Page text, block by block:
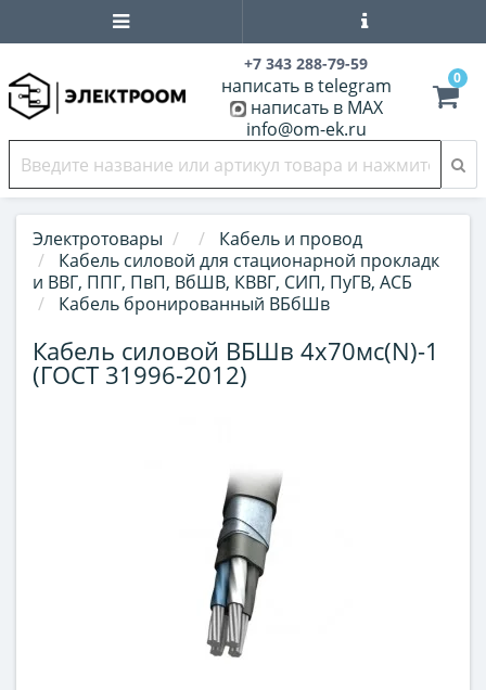
+7 343 288-79-59
написать в telegram
написать в MAX
info@om-ek.ru
0
Электротовары
Кабель и провод
Кабель силовой для стационарной прокладк
и ВВГ, ППГ, ПвП, ВбШВ, КВВГ, СИП, ПуГВ, АСБ
Кабель бронированный ВБбШв
Кабель силовой ВБШв 4х70мс(N)-1
(ГОСТ 31996-2012)